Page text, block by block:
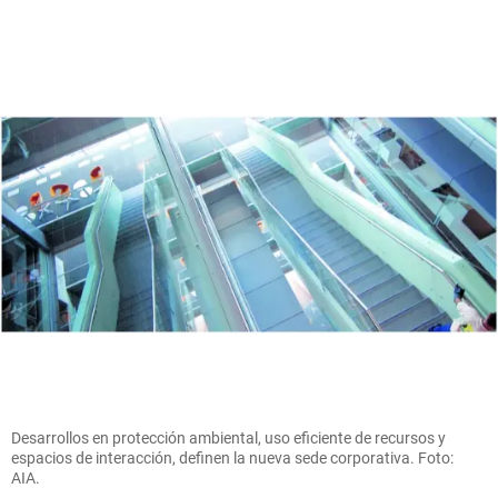
Desarrollos en protección ambiental, uso eficiente de recursos y
espacios de interacción, definen la nueva sede corporativa. Foto:
AIA.